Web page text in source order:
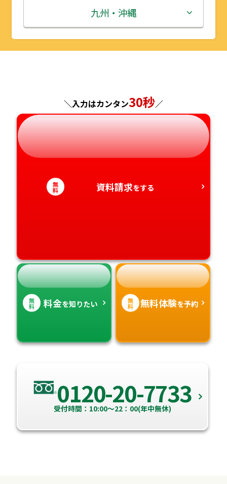
秋田県
山形県
埼玉県
千葉県
神奈川県
石川県
福井県
岐阜県
静岡県
愛知県
滋賀県
京都府
奈良県
和歌山県
鳥取県
島根県
山口県
徳島県
香川県
九州・沖縄
福岡県
長崎県
熊本県
大分県
宮崎県
＼入力はカンタン30秒／
無
料 資料請求をする
無
料 料金を知りたい 無
料 無料体験を予約
0120-20-7733
受付時間：10:00～22：00(年中無休)